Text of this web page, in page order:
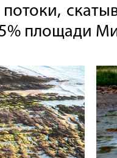
потоки,
площади